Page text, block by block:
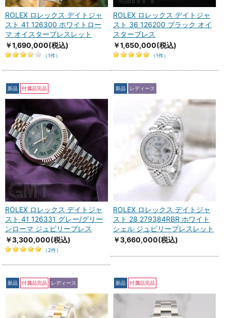
ROLEX ロレックス デイトジャ
スト 41 126300 ホワイトロー
マ オイスターブレスレット
￥1,690,000(税込)
（1件）
ROLEX ロレックス デイトジャ
スト 36 126200 ブラック オイ
スターブレス
￥1,650,000(税込)
（1件）
新品 付属品完品
ROLEX ロレックス デイトジャ
スト 41 126331 グレー/グリー
ンローマ ジュビリーブレス
￥3,300,000(税込)
（2件）
新品 レディース
ROLEX ロレックス デイトジャ
スト 28 279384RBR ホワイト
シェル ジュビリーブレスレット
￥3,660,000(税込)
新品 付属品完品 レディース 新品 付属品完品